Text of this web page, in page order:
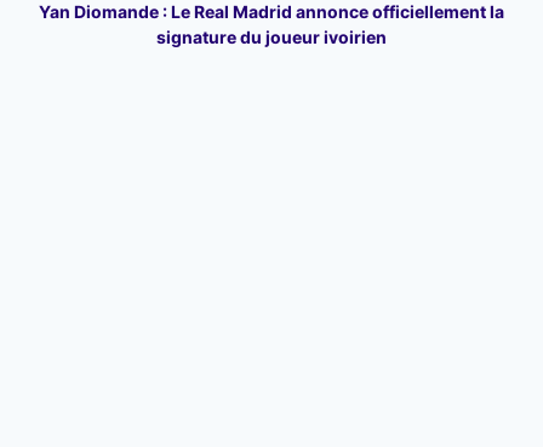
Yan Diomande : Le Real Madrid annonce officiellement la
signature du joueur ivoirien